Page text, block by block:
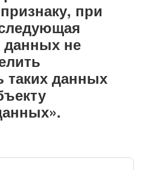
при
данных не
таких данных